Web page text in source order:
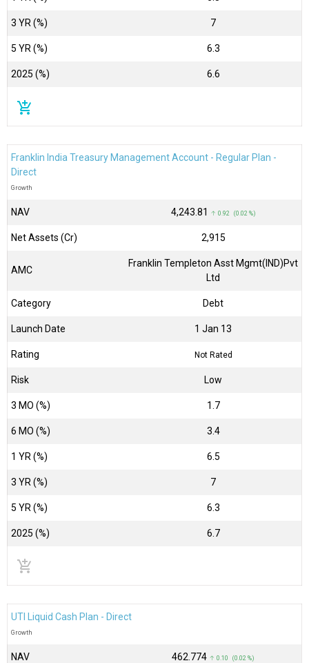
3 YR (%) 7
5 YR (%) 6.3
2025 (%) 6.6
add_shopping_cart
Franklin India Treasury Management Account - Regular Plan -
Direct
Growth
NAV ₹4,243.81 ↑ 0.92 (0.02 %)
Net Assets (Cr) ₹2,915
AMC
Franklin Templeton Asst Mgmt(IND)Pvt
Ltd
Category Debt
Launch Date 1 Jan 13
Rating Not Rated
Risk Low
3 MO (%) 1.7
6 MO (%) 3.4
1 YR (%) 6.5
3 YR (%) 7
5 YR (%) 6.3
2025 (%) 6.7
add_shopping_cart
UTI Liquid Cash Plan - Direct
Growth
NAV ₹462.774 ↑ 0.10 (0.02 %)